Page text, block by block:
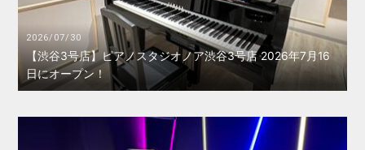
2026/07/30
【渋谷3号店】ピアノスタジオノア渋谷3号店 2026年7月16
日にオープン！